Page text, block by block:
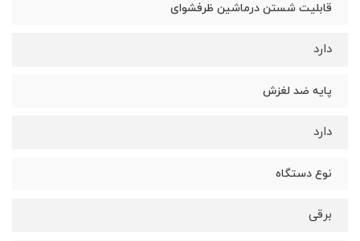
قابلیت شستن درماشین ظرفشوای
دارد
پایه ضد لغزش
دارد
نوع دستگاه
برقی